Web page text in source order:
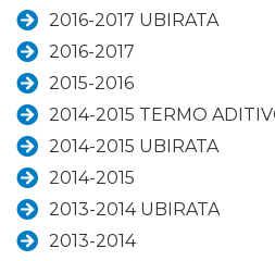
2016-2017 UBIRATA
2016-2017
2015-2016
2014-2015 TERMO
2014-2015 UBIRATA
2014-2015
2013-2014 UBIRATA
2013-2014